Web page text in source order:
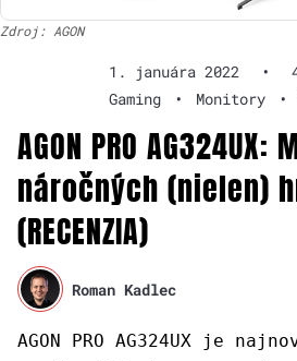
Zdroj: AGON
1. januára 2022 •
Gaming
• Monitory •
AGON PRO
náročných (nielen)
(RECENZIA)
Roman Kadlec
AGON PRO AG324UX je